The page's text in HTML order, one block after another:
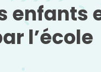
enfants
l’école